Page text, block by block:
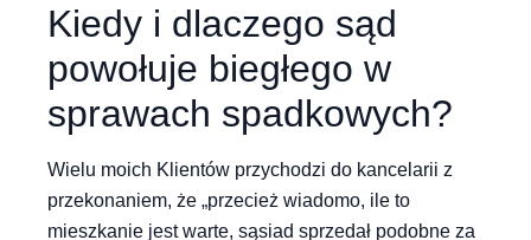
Kiedy i dlaczego sąd
powołuje biegłego w
sprawach spadkowych?
Wielu moich Klientów przychodzi do kancelarii z
przekonaniem, że „przecież wiadomo, ile to
mieszkanie jest warte, sąsiad sprzedał podobne za